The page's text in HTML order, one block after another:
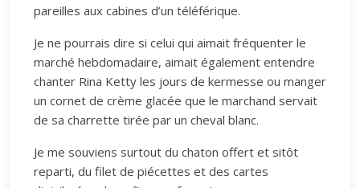
pareilles aux cabines d’un téléférique.
Je ne pourrais dire si celui qui aimait fréquenter le
marché hebdomadaire, aimait également entendre
chanter Rina Ketty les jours de kermesse ou manger
un cornet de crème glacée que le marchand servait
de sa charrette tirée par un cheval blanc.
Je me souviens surtout du chaton offert et sitôt
reparti, du filet de piécettes et des cartes